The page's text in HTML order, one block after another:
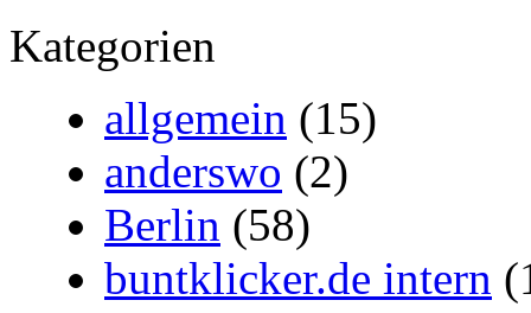
Kategorien
allgemein (15)
anderswo (2)
Berlin (58)
buntklicker.de intern